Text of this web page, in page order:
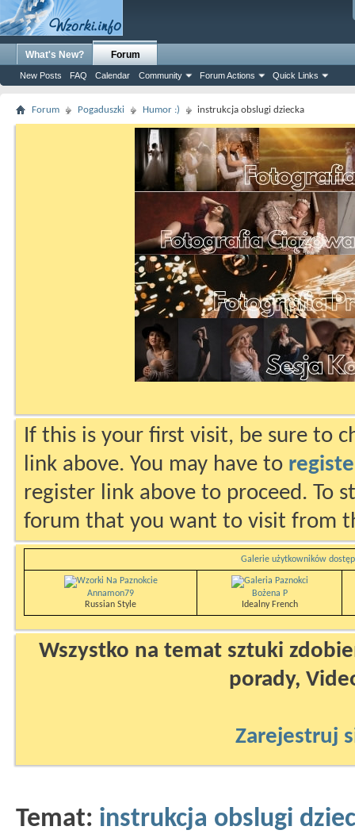
What's New? Forum
New Posts FAQ Calendar Community Forum Actions Quick Links
Forum Pogaduszki Humor :) instrukcja obslugi dziecka
If this is your first visit, be sure to
link above. You may have to
register link above to proceed. To
forum that you want to visit from
Galerie użytkowników
Annamon79
Russian Style
Bożena P
Idealny French
Wszystko na temat sztuki
porady,
Zarejestruj
Temat: instrukcja obslugi